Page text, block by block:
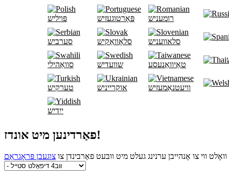
פּויליש פּאָרטוגעזיש רומעניש
סערביש סלאָוואַקיש סלאוועניש
סוואַהילי שוועדיש טאַיוואַנעסע
טערקיש אוקרייניש וויעטנאַמעזיש
ייִדיש
פאַרדינען מיט אונדז!
ווי צו אָנהייבן ערנינג געלט מיט וובעט פאַרבינדן צו